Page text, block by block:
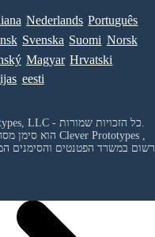
Nederlands Português
Svenska Suomi Norsk
Magyar Hrvatski
eesti
© 2026 - Clever Prototypes, LLC - כל הזכויות שמורות.
Clever Prototypes ,
ורשום במשרד הפטנטים והסימנים